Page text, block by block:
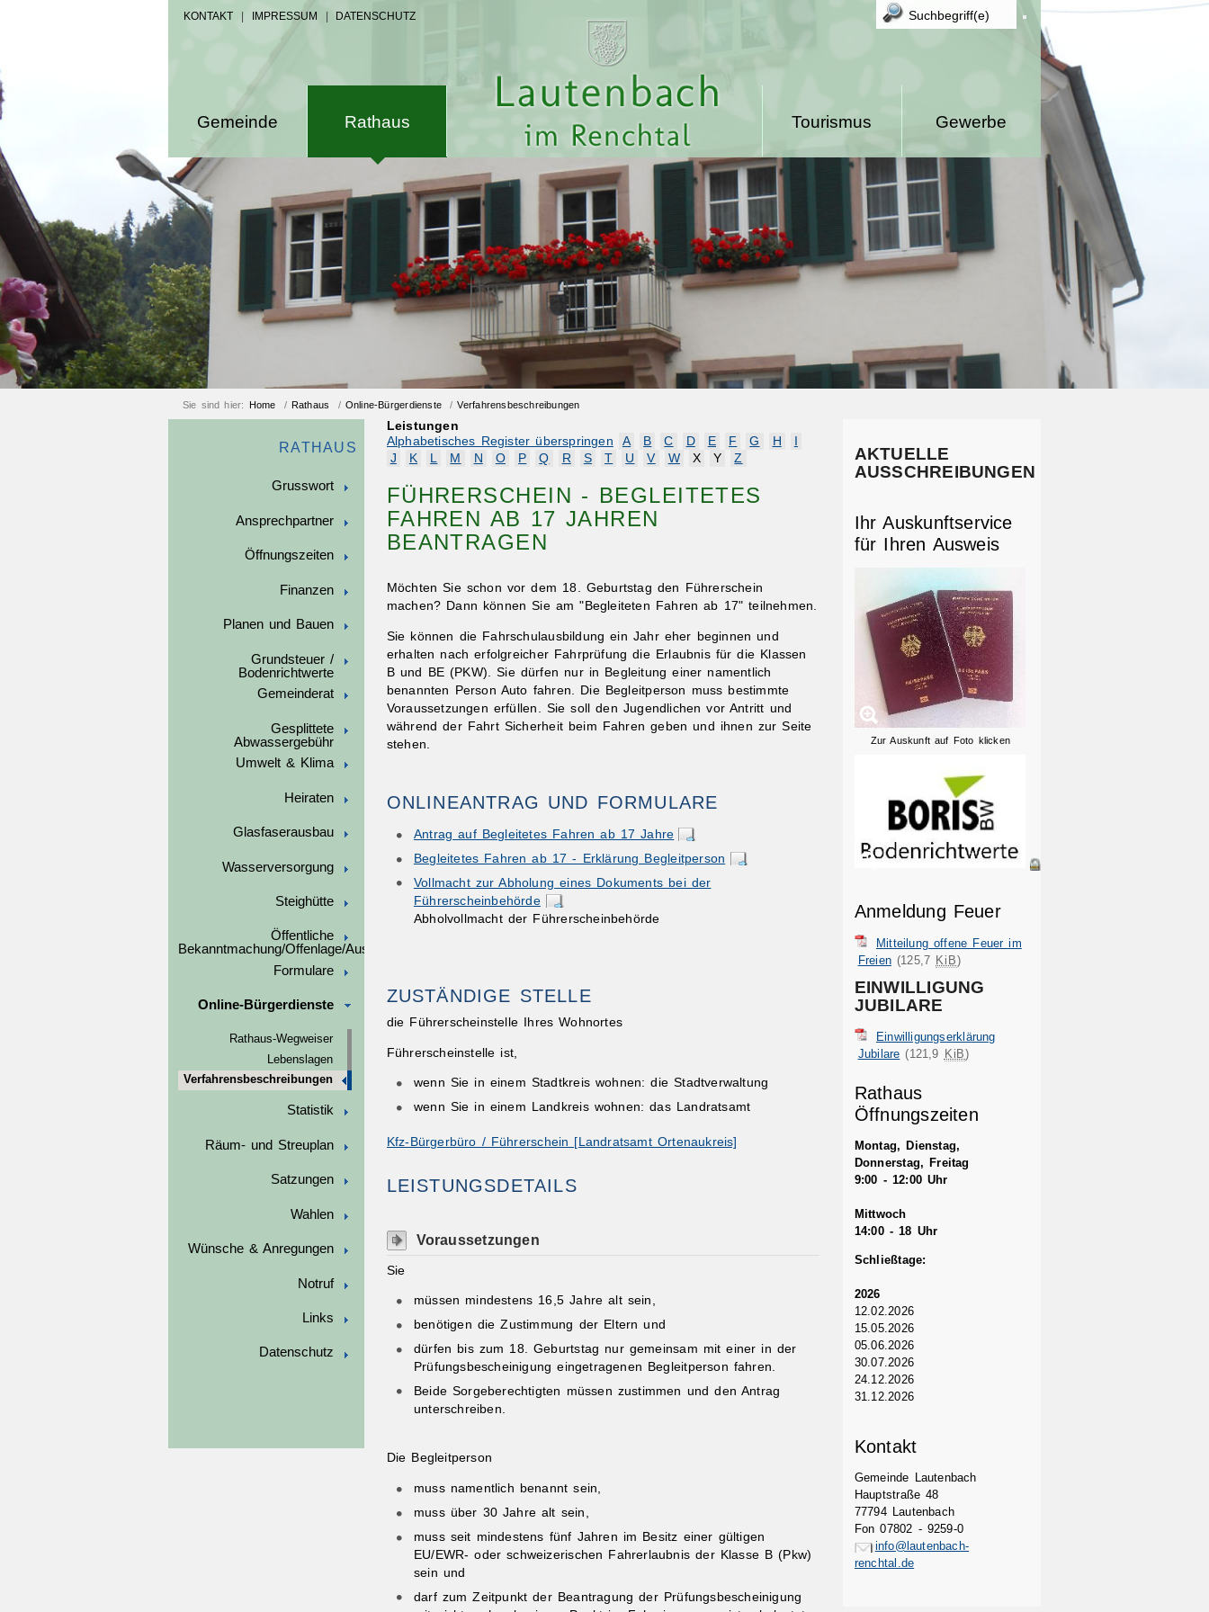
KONTAKT IMPRESSUM DATENSCHUTZ
Gemeinde Rathaus Gewerbe
Tourismus
Sie sind hier: Home / Rathaus / Online-Bürgerdienste /Verfahrensbeschreibungen
RATHAUS
Grusswort
Ansprechpartner
Öffnungszeiten
Finanzen
Planen und Bauen
Grundsteuer /
Bodenrichtwerte
Gemeinderat
Gesplittete
Abwassergebühr
Umwelt & Klima
Heiraten
Glasfaserausbau
Wasserversorgung
Steighütte
Öffentliche
Bekanntmachung/Offenlage/Ausschreibungen
Formulare
Online-Bürgerdienste
Rathaus-Wegweiser
Lebenslagen
Verfahrensbeschreibungen
Statistik
Räum- und Streuplan
Satzungen
Wahlen
Wünsche & Anregungen
Notruf
Links
Datenschutz
Leistungen
Alphabetisches Register überspringen
A B C D E F G H
J
K L M N O P Q R S T U V W X Y Z
FÜHRERSCHEIN - BEGLEITETES
FAHREN AB 17 JAHREN
BEANTRAGEN
Möchten Sie schon vor dem 18. Geburtstag den Führerschein
machen? Dann können Sie am "Begleiteten Fahren ab 17" teilnehmen.
Sie können die Fahrschulausbildung ein Jahr eher beginnen und
erhalten nach erfolgreicher Fahrprüfung die Erlaubnis für die Klassen
B und BE (PKW). Sie dürfen nur in Begleitung einer namentlich
benannten Person Auto fahren. Die Begleitperson muss bestimmte
Voraussetzungen erfüllen. Sie soll den Jugendlichen vor Antritt und
während der Fahrt Sicherheit beim Fahren geben und ihnen zur Seite
stehen.
ONLINEANTRAG UND FORMULARE
Antrag auf Begleitetes Fahren ab 17 Jahre
Begleitetes Fahren ab 17 - Erklärung Begleitperson
Vollmacht zur Abholung eines Dokuments bei der
Führerscheinbehörde
Abholvollmacht der Führerscheinbehörde
ZUSTÄNDIGE STELLE
die Führerscheinstelle Ihres Wohnortes
Führerscheinstelle ist,
wenn Sie in einem Stadtkreis wohnen: die Stadtverwaltung
wenn Sie in einem Landkreis wohnen: das Landratsamt
Kfz-Bürgerbüro / Führerschein [Landratsamt Ortenaukreis]
LEISTUNGSDETAILS
Voraussetzungen
Sie
müssen mindestens 16,5 Jahre alt sein,
benötigen die Zustimmung der Eltern und
dürfen bis zum 18. Geburtstag nur gemeinsam mit einer in der
Prüfungsbescheinigung eingetragenen Begleitperson fahren.
Beide Sorgeberechtigten müssen zustimmen und den Antrag
unterschreiben.
Die Begleitperson
muss namentlich benannt sein,
muss über 30 Jahre alt sein,
muss seit mindestens fünf Jahren im Besitz einer gültigen
EU/EWR- oder schweizerischen Fahrerlaubnis der Klasse B (Pkw)
sein und
darf zum Zeitpunkt der Beantragung der Prüfungsbescheinigung
AKTUELLE
AUSSCHREIBUNGEN
Ihr Auskunftservice
für Ihren Ausweis
Zur Auskunft auf Foto klicken
Anmeldung Feuer
Mitteilung offene Feuer im
Freien (125,7 KiB)
EINWILLIGUNG
JUBILARE
Einwilligungserklärung
Jubilare (121,9 KiB)
Rathaus
Öffnungszeiten
Montag, Dienstag,
Donnerstag, Freitag
9:00 - 12:00 Uhr
Mittwoch
14:00 - 18 Uhr
Schließtage:
2026
12.02.2026
15.05.2026
05.06.2026
30.07.2026
24.12.2026
31.12.2026
Kontakt
Gemeinde Lautenbach
Hauptstraße 48
77794 Lautenbach
Fon 07802 - 9259-0
info@lautenbach-
renchtal.de